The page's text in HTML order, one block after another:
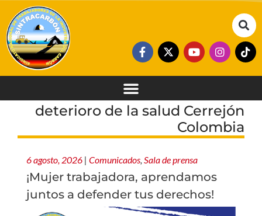
deterioro de la salud Cerrejón
Colombia
6 agosto, 2026 | Comunicados, Sala de prensa
¡Mujer trabajadora, aprendamos
juntos a defender tus derechos!